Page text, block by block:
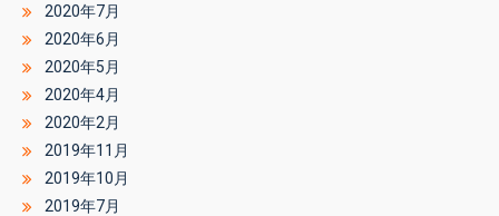
2020年7月
2020年6月
2020年5月
2020年4月
2020年2月
2019年11月
2019年10月
2019年7月